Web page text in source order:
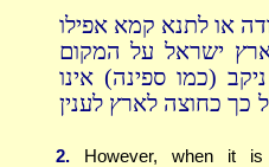
או לתנא קמא אפילו
ישראל על המקום
(כמו ספינה) אינו
כך כחוצה לארץ לענין
2.
However, when it